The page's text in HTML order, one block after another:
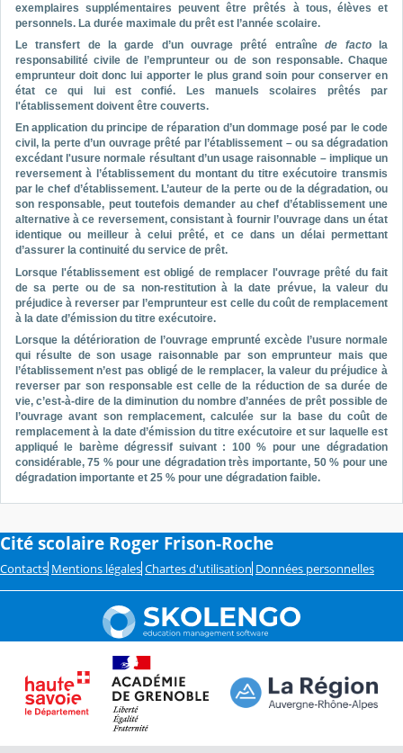
exemplaires supplémentaires peuvent être prêtés à tous, élèves et
personnels. La durée maximale du prêt est l’année scolaire.
Le transfert de la garde d’un ouvrage prêté entraînede factola
responsabilité civile de l’emprunteur ou de son responsable. Chaque
emprunteur doit donc lui apporter le plus grand soin pour conserver en
état ce qui lui est confié. Les manuels scolaires prêtés par
l'établissement doivent être couverts.
En application du principe de réparation d’un dommage posé par le code
civil, la perte d’un ouvrage prêté par l’établissement – ou sa dégradation
excédant l'usure normale résultant d’un usage raisonnable – implique un
reversement à l’établissement du montant du titre exécutoire transmis
par le chef d’établissement. L’auteur de la perte ou de la dégradation, ou
son responsable, peut toutefois demander au chef d’établissement une
alternative à ce reversement, consistant à fournir l’ouvrage dans un état
identique ou meilleur à celui prêté, et ce dans un délai permettant
d’assurer la continuité du service de prêt.
Lorsque l'établissement est obligé de remplacer l'ouvrage prêté du fait
de sa perte ou de sa non-restitution à la date prévue, la valeur du
préjudice à reverser par l’emprunteur est celle du coût de remplacement
à la date d’émission du titre exécutoire.
Lorsque la détérioration de l’ouvrage emprunté excède l’usure normale
qui résulte de son usage raisonnable par son emprunteur mais que
l’établissement n’est pas obligé de le remplacer, la valeur du préjudice à
reverser par son responsable est celle de la réduction de sa durée de
vie, c’est-à-dire de la diminution du nombre d’années de prêt possible de
l’ouvrage avant son remplacement, calculée sur la base du coût de
remplacement à la date d’émission du titre exécutoire et sur laquelle est
appliqué le barème dégressif suivant : 100 % pour une dégradation
considérable, 75 % pour une dégradation très importante, 50 % pour une
dégradation importante et 25 % pour une dégradation faible.
Cité scolaire Roger Frison-Roche
Contacts Mentions légales Chartes d'utilisation Données personnelles